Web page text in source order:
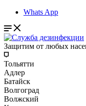
Whats App
Защитим от любых
Тольятти
Адлер
Батайск
Волгоград
Волжский